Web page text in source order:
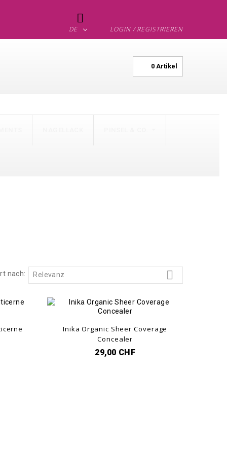

LOGIN / REGISTRIEREN
DE
0 Artikel
nach: Relevanz 
Inika Organic Sheer Coverage
Concealer
29,00 CHF